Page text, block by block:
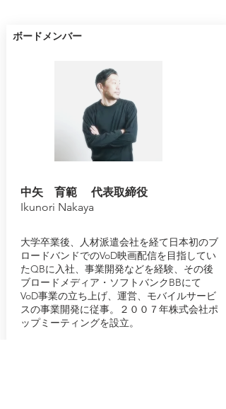
中矢 育範 代表取締役
Ikunori Nakaya
大学卒業後、人材派遣会社を経て日本初のブ
ロードバンドでのVoD映画配信を目指してい
たQBに入社、事業開発などを経験、その後
ブロードメディア・ソフトバンクBBにて
VoD事業の立ち上げ、運営、モバイルサービ
スの事業開発に従事。２００７年株式会社ポ
ップミーティングを設立。
​ボードメンバー